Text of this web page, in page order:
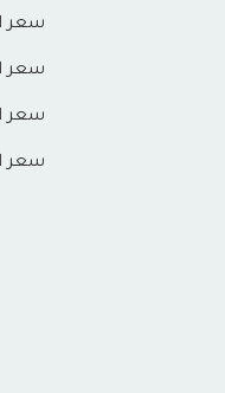
سعر
سعر
سعر
سعر